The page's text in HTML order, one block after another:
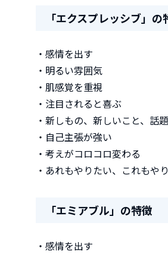
「エクスプレッシブ」の
・感情を出す
・明るい雰囲気
・肌感覚を重視
・注目されると喜ぶ
・新しもの、新しいこと、話
・自己主張が強い
・考えがコロコロ変わる
・あれもやりたい、これもや
「エミアブル」の特徴
・感情を出す